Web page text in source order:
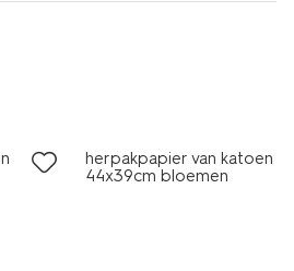
herpakpapier van katoen
44x39cm bloemen